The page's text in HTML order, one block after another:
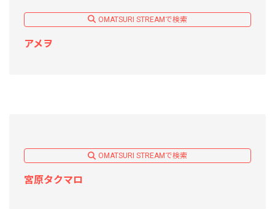
OMATSURI STREAMで検索
アメヲ
OMATSURI STREAMで検索
宮原タクマロ